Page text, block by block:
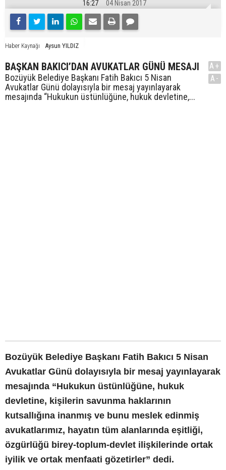
16:27 04 Nisan 2017
Haber Kaynağı Aysun YILDIZ
BAŞKAN BAKICI’DAN AVUKATLAR GÜNÜ MESAJI
Bozüyük Belediye Başkanı Fatih Bakıcı 5 Nisan
Avukatlar Günü dolayısıyla bir mesaj yayınlayarak
mesajında “Hukukun üstünlüğüne, hukuk devletine,...
A+
A-
Bozüyük Belediye Başkanı Fatih Bakıcı 5 Nisan
Avukatlar Günü dolayısıyla bir mesaj yayınlayarak
mesajında “Hukukun üstünlüğüne, hukuk
devletine, kişilerin savunma haklarının
kutsallığına inanmış ve bunu meslek edinmiş
avukatlarımız, hayatın tüm alanlarında eşitliği,
özgürlüğü birey-toplum-devlet ilişkilerinde ortak
iyilik ve ortak menfaati gözetirler” dedi.